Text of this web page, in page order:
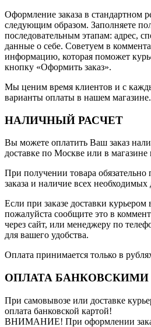
Оформление заказа в стандартном
следующим образом. Заполняете
последовательным этапам: адрес,
данные о себе. Советуем в
информацию, которая поможет
кнопку «Оформить заказ».
Мы ценим время клиентов и с
варианты оплаты в нашем магазине.
НАЛИЧНЫЙ РАСЧЕТ
Вы можете оплатить Ваш заказ
доставке по Москве или в магазине
При получении товара обязательно
заказа и наличие всех необходимых
Если при заказе доставки курьером
пожалуйста сообщите это в
через сайт, или менеджеру по
для вашего удобства.
Оплата принимается только в
ОПЛАТА
При самовывозе или доставке
оплата банковской картой!
ВНИМАНИЕ! При оформлении